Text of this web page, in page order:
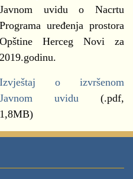
Javnom uvidu o Nacrtu
Programa uređenja prostora
Opštine Herceg Novi za
2019.godinu.
Izvještaj o izvršenom
Javnom uvidu (.pdf,
1,8МB)